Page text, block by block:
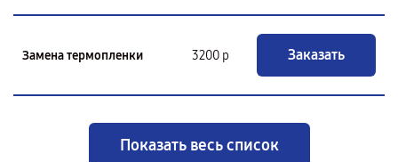
Замена термопленки 3200 р Заказать
Показать весь список